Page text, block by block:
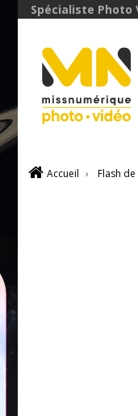
Spécialiste Photo
Accueil › Flash